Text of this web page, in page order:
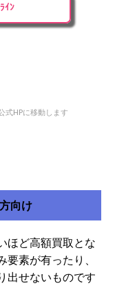
ｲﾝ
式HPに移動します
向け
ほど高額買取とな
素が有ったり、
出せないものです